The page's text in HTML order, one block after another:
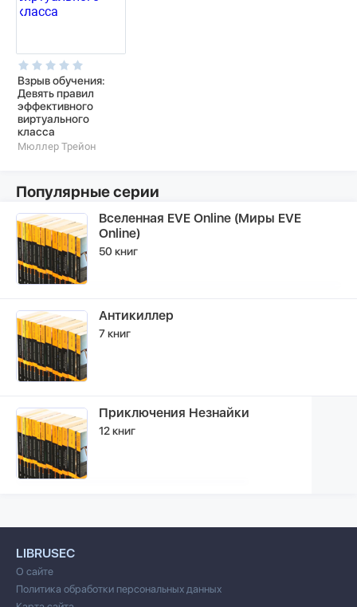
Взрыв обучения:
Девять правил
эффективного
виртуального
класса
Мюллер Трейон
Популярные серии
Вселенная EVE Online (Миры EVE
Online)
50 книг
Антикиллер
7 книг
Приключения Незнайки
12 книг
LIBRUSEC
О сайте
Политика обработки персональных данных